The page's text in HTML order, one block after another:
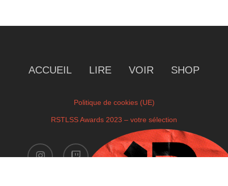
ACCUEIL LIRE VOIR SHOP
Politique de cookies (UE)
RSTLSS Awards 2023 – votre sélection
instagram twitch facebook youtube
twitter